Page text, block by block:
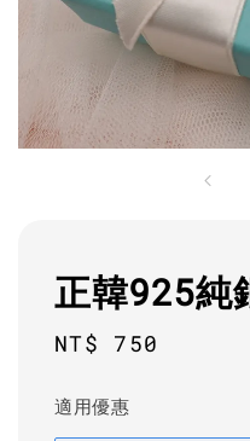
正韓925純
Regular
NT$ 750
適用優惠